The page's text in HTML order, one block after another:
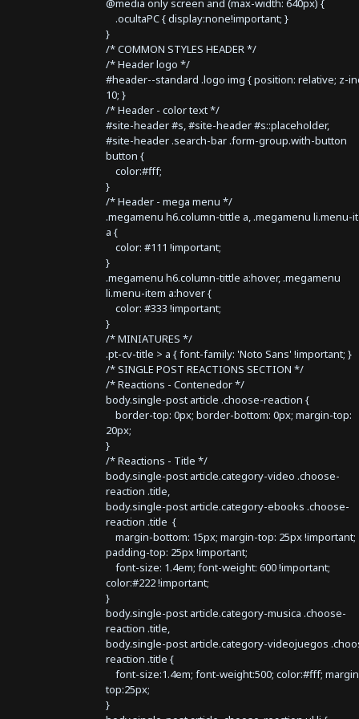
@media only screen and (max-width: 640px) {
.ocultaPC { display:none!important; }
}
/* COMMON STYLES HEADER */
/* Header logo */
#header--standard .logo img { position: relative; z-
10; }
/* Header - color text */
#site-header #s, #site-header #s::placeholder,
#site-header .search-bar .form-group.with-button
button {
color:#fff;
}
/* Header - mega menu */
.megamenu h6.column-tittle a, .megamenu li.menu-
a {
color: #111 !important;
}
.megamenu h6.column-tittle a:hover, .megamenu
li.menu-item a:hover {
color: #333 !important;
}
/* MINIATURES */
.pt-cv-title > a { font-family: 'Noto Sans' !important; }
/* SINGLE POST REACTIONS SECTION */
/* Reactions - Contenedor */
body.single-post article .choose-reaction {
border-top: 0px; border-bottom: 0px; margin-top:
20px;
}
/* Reactions - Title */
body.single-post article.category-video .choose-
reaction .title,
body.single-post article.category-ebooks .choose-
reaction .title {
margin-bottom: 15px; margin-top: 25px !important;
padding-top: 25px !important;
font-size: 1.4em; font-weight: 600 !important;
color:#222 !important;
}
body.single-post article.category-musica .choose-
reaction .title,
body.single-post article.category-videojuegos
reaction .title {
font-size:1.4em; font-weight:500; color:#fff;
top:25px;
}